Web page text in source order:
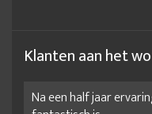
Klanten aan het
Na een half jaar